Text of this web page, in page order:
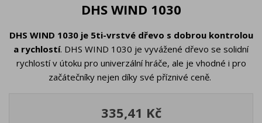
DHS WIND 1030
DHS WIND 1030 je 5ti-vrstvé dřevo s dobrou kontrolou
a rychlostí. DHS WIND 1030 je vyvážené dřevo se solidní
rychlostí v útoku pro univerzální hráče, ale je vhodné i pro
začátečníky nejen díky své příznivé ceně.
335,41 Kč